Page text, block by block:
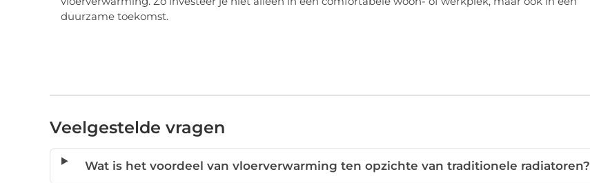
duurzame toekomst.
Veelgestelde vragen
Wat is het voordeel van vloerverwarming ten opzichte van traditionele radiatoren?